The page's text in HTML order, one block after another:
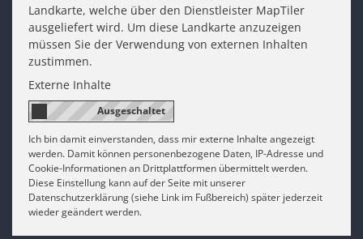
Landkarte, welche über den Dienstleister MapTiler
ausgeliefert wird. Um diese Landkarte anzuzeigen
müssen Sie der Verwendung von externen Inhalten
zustimmen.
Externe Inhalte
Ich bin damit einverstanden, dass mir externe Inhalte angezeigt
werden. Damit können personenbezogene Daten, IP-Adresse und
Cookie-Informationen an Drittplattformen übermittelt werden.
Diese Einstellung kann auf der Seite mit unserer
Datenschutzerklärung (siehe Link im Fußbereich) später jederzeit
wieder geändert werden.